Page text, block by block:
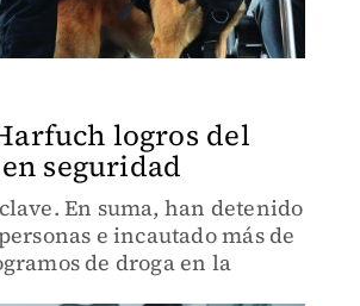
logros del
seguridad
En suma, han detenido
e incautado más de
de droga en la